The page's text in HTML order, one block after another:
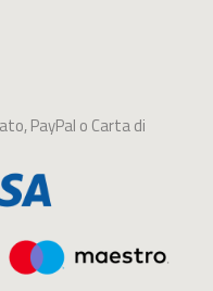
PayPal o Carta di